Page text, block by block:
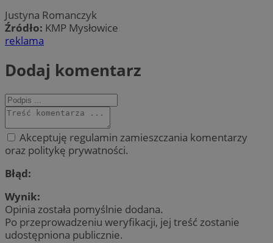
Justyna Romanczyk
Źródło: KMP Mysłowice
reklama
Dodaj komentarz
Akceptuję regulamin zamieszczania komentarzy
oraz politykę prywatności.
Błąd:
Wynik:
Opinia została pomyślnie dodana.
Po przeprowadzeniu weryfikacji, jej treść zostanie
udostępniona publicznie.